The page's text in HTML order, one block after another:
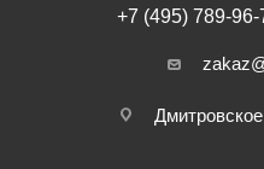
+7 (495) 789-96-